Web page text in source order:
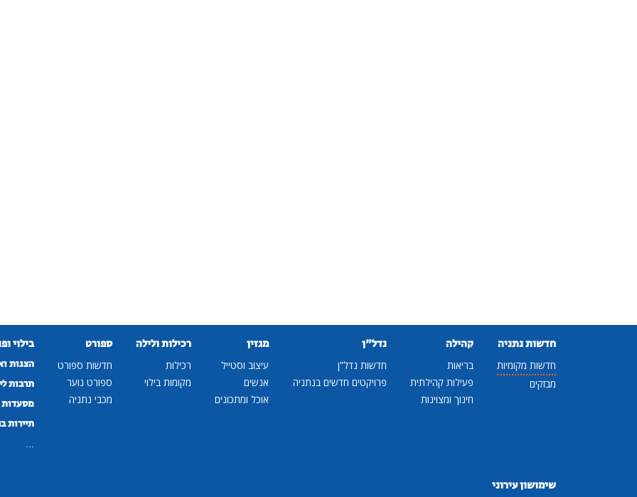
חדשות נתניה
חדשות מקומיות
מבזקים
קהילה
בריאות
פעילות קהילתית
חינוך ומצוינות
נדל"ן
חדשות נדל"ן
פרויקטים חדשים בנתניה
מגזין
עיצוב וסטייל
אנשים
אוכל ומתכונים
רכילות ולילה
רכילות
מקומות בילוי
ספורט
חדשות ספורט
ספורט נוער
מכבי נתניה
בילוי
הצגות
תרבות
מסעדות
תיירות
שימושון עירוני